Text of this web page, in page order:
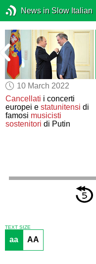
News in Slow Italian
10 March 2022
Cancellati i concerti
europei estatunitensi di
famosi musicisti
sostenitori di Putin
TEXT SIZE
aa AA